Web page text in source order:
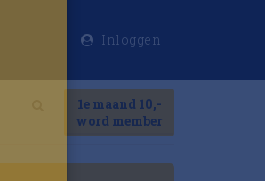
Inloggen
1e maand 10,-
word member